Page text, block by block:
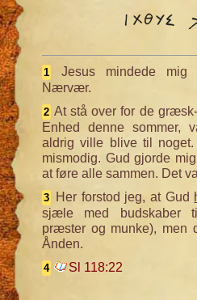
1
Jesus mindede mig
Nærvær.
2 At stå over for de
Enhed denne sommer,
aldrig ville blive til
mismodig. Gud gjorde
at føre alle sammen. Det
3 Her forstod jeg, at Gud
sjæle med budskaber
præster og munke), men
Ånden.
4 Sl 118:22